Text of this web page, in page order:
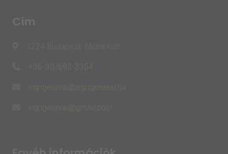
+36-30/693-5354